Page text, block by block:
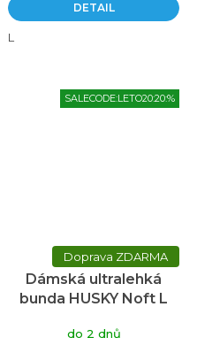
DETAIL
L
SALECODE:LETO20:20:%
ZDARMA
Dámská ultralehká
bunda HUSKY Noft L
do 2 dnů